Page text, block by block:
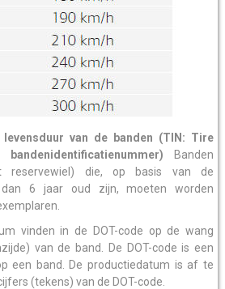
van de banden (TIN: Tire
bandenidentificatienummer)
Banden
reservewiel) die, op basis van de
dan 6 jaar oud zijn, moeten worden
vinden in de DOT-code op de wang
van de band. De DOT-code is een
een band. De productiedatum is af te
(tekens) van de DOT-code.